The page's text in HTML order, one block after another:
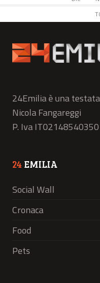
24Emilia è una
Nicola Fangareggi
P. Iva IT02148540350
24 EMILIA
Social Wall
Cronaca
Food
Pets